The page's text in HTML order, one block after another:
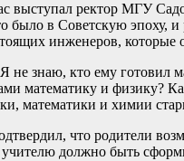
выступал ректор МГУ
в Советскую эпоху, и
инженеров,
не знаю, кто ему готовил
математику и физику?
математики и химии
что родители
должно быть